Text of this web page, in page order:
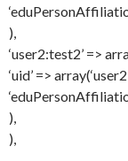
),
‘user2:test2’ =>
‘uid’ =>
),
),